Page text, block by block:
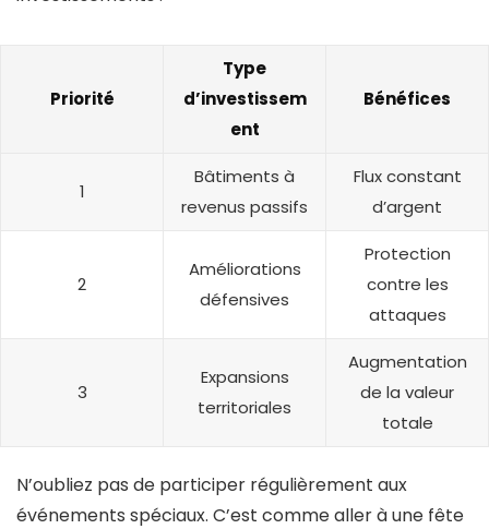
Priorité
Type
d’investissem
ent
Bénéfices
1
Bâtiments à
revenus passifs
Flux constant
d’argent
2
Améliorations
défensives
Protection
contre les
attaques
3
Expansions
territoriales
Augmentation
de la valeur
totale
N’oubliez pas de participer régulièrement aux
événements spéciaux. C’est comme aller à une fête